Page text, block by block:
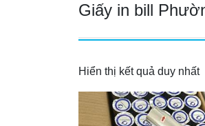
Giấy in bill
Hiển thị kết quả duy nhất